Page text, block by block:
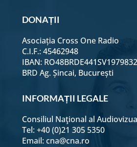
DONAȚII
Asociația Cross One Radio
C.I.F.: 45462948
IBAN:
BRD Ag. Șincai, București
INFORMAȚII LEGALE
Consiliul Naţional al
Tel: +40 (0)21 305 5350
Email: cna@cna.ro